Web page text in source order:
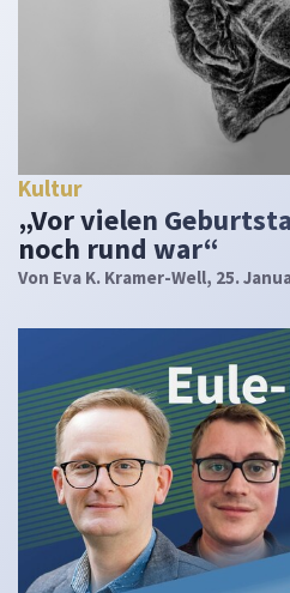
Kultur
„Vor vielen
noch rund war“
Von Eva K. Kramer-Well, 25.